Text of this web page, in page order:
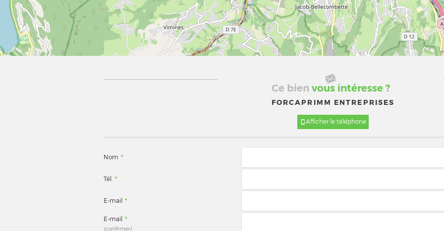
Ce bien vous intéresse ?
FORCAPRIMM ENTREPRISES
Afficher le téléphone
Nom *
Tél. *
E-mail *
E-mail *
(confirmer)